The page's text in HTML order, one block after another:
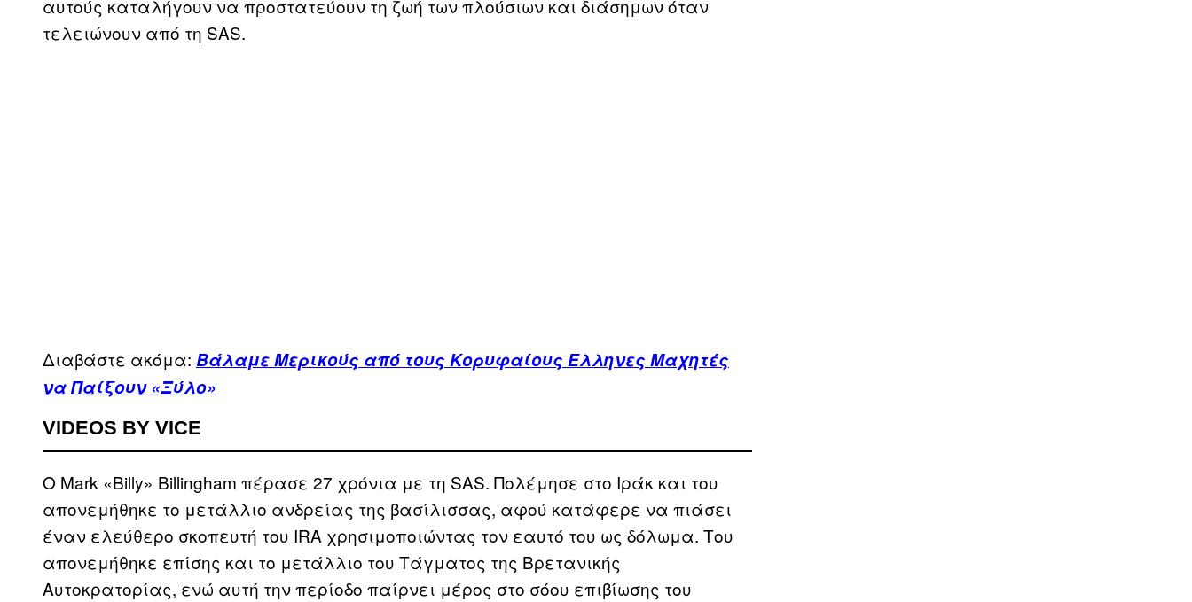
αυτούς καταλήγουν να προστατεύουν τη ζωή των πλούσιων και διάσημων όταν
τελειώνουν από τη SAS.
Διαβάστε ακόμα: Βάλαμε Μερικούς από τους Κορυφαίους Έλληνες Μαχητές
να Παίξουν «Ξύλο»
VIDEOS BY VICE
Ο Mark «Billy» Billingham πέρασε 27 χρόνια με τη SAS. Πολέμησε στο Ιράκ και του
απονεμήθηκε το μετάλλιο ανδρείας της βασίλισσας, αφού κατάφερε να πιάσει
έναν ελεύθερο σκοπευτή του IRA χρησιμοποιώντας τον εαυτό του ως δόλωμα. Του
απονεμήθηκε επίσης και το μετάλλιο του Τάγματος της Βρετανικής
Αυτοκρατορίας, ενώ αυτή την περίοδο παίρνει μέρος στο σόου επιβίωσης του